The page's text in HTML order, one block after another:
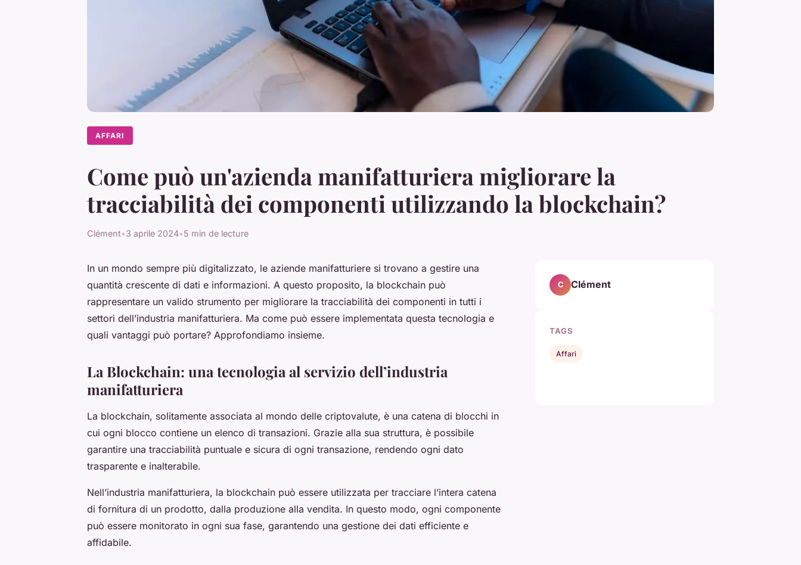
AFFARI
Come può un'azienda manifatturiera migliorare la
tracciabilità dei componenti utilizzando la blockchain?
Clément•3 aprile 2024•5 min de lecture
In un mondo sempre più digitalizzato, le aziende manifatturiere si trovano a gestire una
quantità crescente di dati e informazioni. A questo proposito, la blockchain può
rappresentare un valido strumento per migliorare la tracciabilità dei componenti in tutti i
settori dell’industria manifatturiera. Ma come può essere implementata questa tecnologia e
quali vantaggi può portare? Approfondiamo insieme.
La Blockchain: una tecnologia al servizio dell’industria
manifatturiera
La blockchain, solitamente associata al mondo delle criptovalute, è una catena di blocchi in
cui ogni blocco contiene un elenco di transazioni. Grazie alla sua struttura, è possibile
garantire una tracciabilità puntuale e sicura di ogni transazione, rendendo ogni dato
trasparente e inalterabile.
Nell’industria manifatturiera, la blockchain può essere utilizzata per tracciare l’intera catena
di fornitura di un prodotto, dalla produzione alla vendita. In questo modo, ogni componente
può essere monitorato in ogni sua fase, garantendo una gestione dei dati efficiente e
affidabile.
C Clément
TAGS
Affari